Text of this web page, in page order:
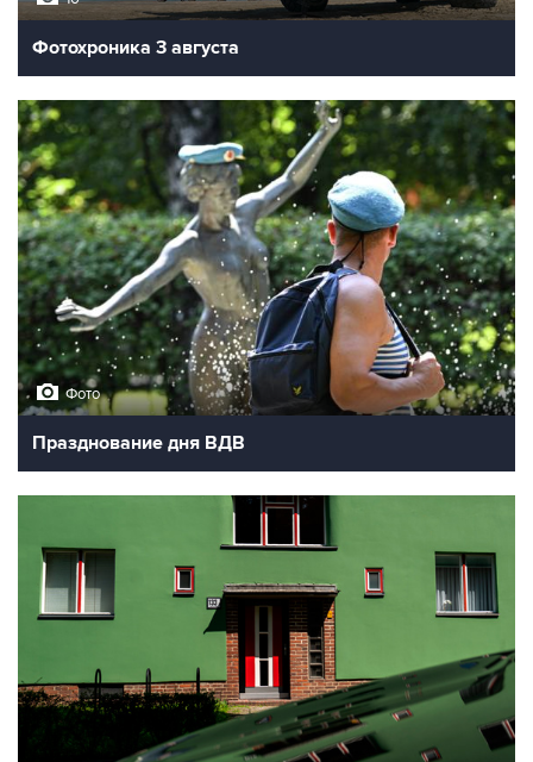
Фотохроника 3 августа
Фото
Празднование дня ВДВ